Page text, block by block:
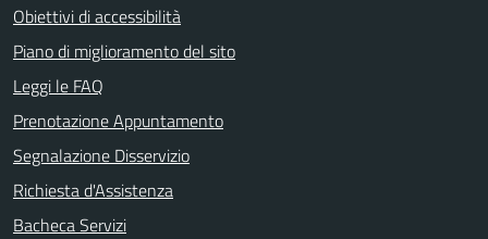
Obiettivi di accessibilità
Piano di miglioramento del sito
Leggi le FAQ
Prenotazione Appuntamento
Segnalazione Disservizio
Richiesta d'Assistenza
Bacheca Servizi